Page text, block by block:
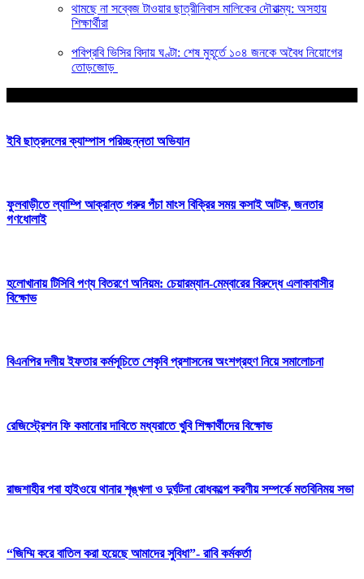
থামছে না সব্বেজ টাওয়ার ছাত্রীনিবাস মালিকের দৌরাত্ম্য: অসহায়
শিক্ষার্থীরা
পবিপ্রবি ভিসির বিদায় ঘণ্টা: শেষ মুহূর্তে ১০৪ জনকে অবৈধ নিয়োগের
তোড়জোড়
ইবি ছাত্রদলের ক্যাম্পাস পরিচ্ছন্নতা অভিযান
ফুলবাড়ীতে ল্যাম্পি আক্রান্ত গরুর পঁচা মাংস বিক্রির সময় কসাই আটক, জনতার
গণধোলাই
হলোখানায় টিসিবি পণ্য বিতরণে অনিয়ম: চেয়ারম্যান-মেম্বারের বিরুদ্ধে এলাকাবাসীর
বিক্ষোভ
বিএনপির দলীয় ইফতার কর্মসূচিতে শেকৃবি প্রশাসনের অংশগ্রহণ নিয়ে সমালোচনা
রেজিস্ট্রেশন ফি কমানোর দাবিতে মধ্যরাতে খুবি শিক্ষার্থীদের বিক্ষোভ
রাজশাহীর পবা হাইওয়ে থানার শৃঙ্খলা ও দুর্ঘটনা রোধকল্পে করণীয় সম্পর্কে মতবিনিময় সভা
“জিম্মি করে বাতিল করা হয়েছে আমাদের সুবিধা”- রাবি কর্মকর্তা